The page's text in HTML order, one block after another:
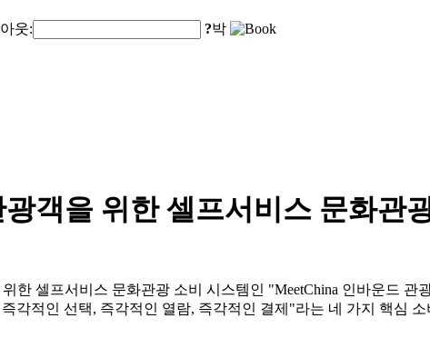
웃: ?박
객을 위한 셀프서비스 문화관
한 셀프서비스 문화관광 소비 시스템인 "MeetChina 인바운드
각적인 선택, 즉각적인 열람, 즉각적인 결제"라는 네 가지 핵심